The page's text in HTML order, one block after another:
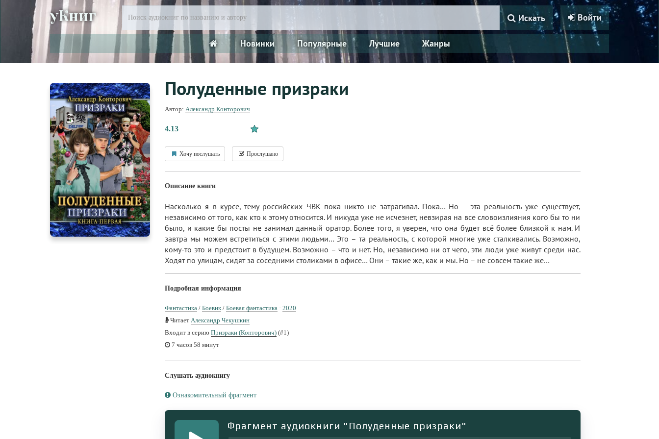
уКниг Войти
Искать
Новинки Популярные Лучшие Жанры
Полуденные призраки
Автор: Александр Конторович
4.13
Хочу послушать Прослушано
Описание книги
Насколько я в курсе, тему российских ЧВК пока никто не затрагивал. Пока… Но – эта реальность уже существует,
независимо от того, как кто к этому относится. И никуда уже не исчезнет, невзирая на все словоизлияния кого бы то ни
было, и какие бы посты не занимал данный оратор. Более того, я уверен, что она будет всё более близкой к нам. И
завтра мы можем встретиться с этими людьми… Это – та реальность, с которой многие уже сталкивались. Возможно,
кому-то это и предстоит в будущем. Возможно – что и нет. Но, независимо ни от чего, эти люди уже живут среди нас.
Ходят по улицам, сидят за соседними столиками в офисе… Они – такие же, как и мы. Но – не совсем такие же…
Подробная информация
Фантастика / Боевик/ Боевая фантастика · 2020
Читает Александр Чекушкин
Входит в серию Призраки (Конторович) (#1)
7 часов 58 минут
Слушать аудиокнигу
Ознакомительный фрагмент
Фрагмент аудиокниги "Полуденные призраки"